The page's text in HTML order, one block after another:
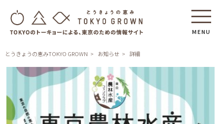
MENU
とうきょうの恵みTOKYO GROWN お知らせ 詳細